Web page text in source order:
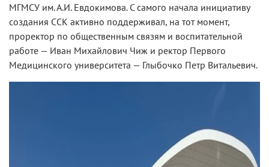
МГМСУ им. А.И. Евдокимова. С самого начала инициативу
создания ССК активно поддерживал, на тот момент,
проректор по общественным связям и воспитательной
работе — Иван Михайлович Чиж и ректор Первого
Медицинского университета — Глыбочко Петр Витальевич.